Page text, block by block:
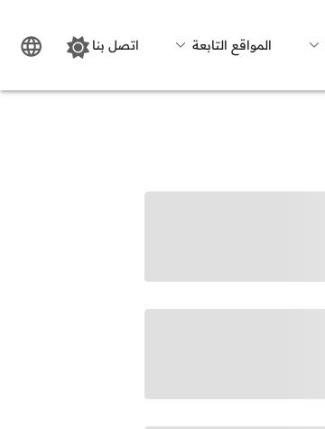
المواقع التابعة اتصل بنا